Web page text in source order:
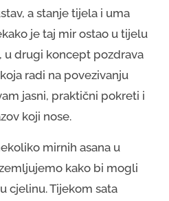
a stanje tijela i uma
je taj mir ostao u tijelu
u drugi koncept pozdrava
radi na povezivanju
jasni, praktični pokreti i
koji nose.
mirnih asana u
kako bi mogli
cjelinu. Tijekom sata